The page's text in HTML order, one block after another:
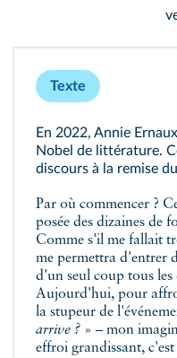
Texte
En 2022, Annie
Nobel de littérature.
discours à la remise
Par où commencer ?
posée des dizaines de
Comme s'il me fallait
me permettra d'entrer
d'un seul coup tous les
Aujourd'hui, pour
la stupeur de
arrive ? » – mon
effroi grandissant, c'est